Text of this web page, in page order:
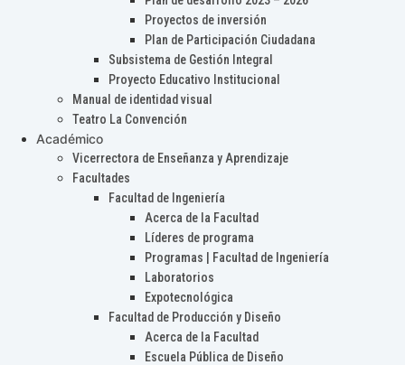
Proyectos de inversión
Plan de Participación Ciudadana
Subsistema de Gestión Integral
Proyecto Educativo Institucional
Manual de identidad visual
Teatro La Convención
Académico
Vicerrectora de Enseñanza y Aprendizaje
Facultades
Facultad de Ingeniería
Acerca de la Facultad
Líderes de programa
Programas | Facultad de Ingeniería
Laboratorios
Expotecnológica
Facultad de Producción y Diseño
Acerca de la Facultad
Escuela Pública de Diseño